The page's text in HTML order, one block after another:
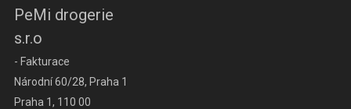
PeMi drogerie
s.r.o
- Fakturace
Národní 60/28, Praha 1
Praha 1, 110 00